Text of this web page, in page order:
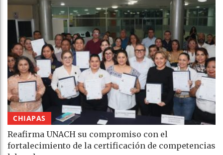
CHIAPAS
Reafirma UNACH su compromiso con el
fortalecimiento de la certificación de competencias